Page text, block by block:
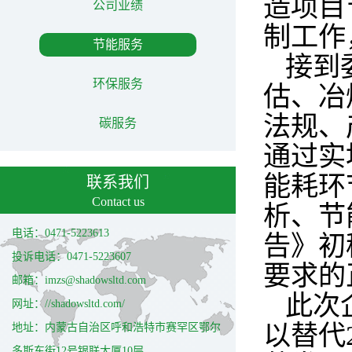
公司业绩
节能服务
环保服务
碳服务
联系我们
Contact us
电话：0471-5223613
投诉电话：0471-5223607
邮箱：imzs@shadowsltd.com
网址：//shadowsltd.com/
地址：内蒙古自治区呼和浩特市赛罕区鄂尔
造项
制工
接到
估、
法规
通过
能耗
析、
告》
要求
此次
以替